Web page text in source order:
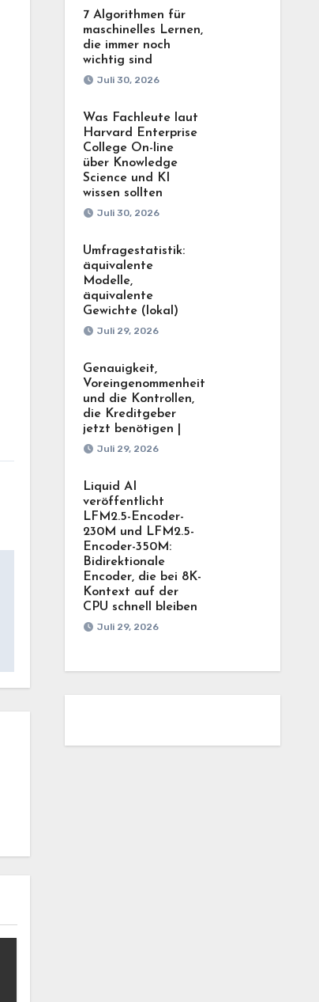
7 Algorithmen für
maschinelles Lernen,
die immer noch
wichtig sind
Juli 30, 2026
Was Fachleute laut
Harvard Enterprise
College On-line
über Knowledge
Science und KI
wissen sollten
Juli 30, 2026
Umfragestatistik:
äquivalente
Modelle,
äquivalente
Gewichte (lokal)
Juli 29, 2026
Genauigkeit,
Voreingenommenheit
und die Kontrollen,
die Kreditgeber
jetzt benötigen |
Juli 29, 2026
Liquid AI
veröffentlicht
LFM2.5-Encoder-
230M und LFM2.5-
Encoder-350M:
Bidirektionale
Encoder, die bei 8K-
Kontext auf der
CPU schnell bleiben
Juli 29, 2026